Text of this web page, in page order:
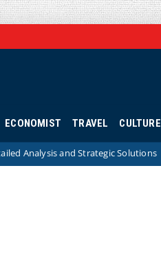
ECONOMIST TRAVEL CULTURE
Solutions Hotnews